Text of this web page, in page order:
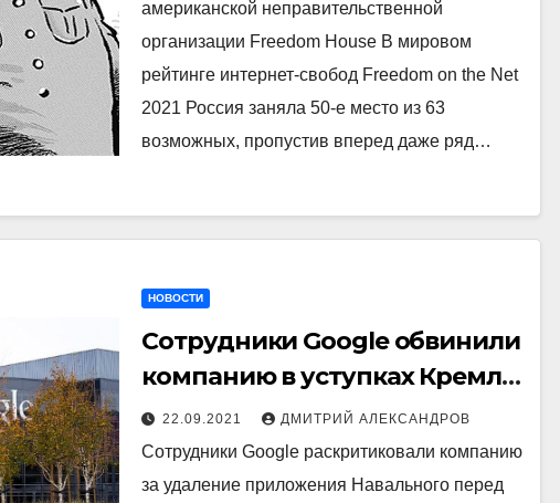
американской неправительственной
организации Freedom House В мировом
рейтинге интернет-свобод Freedom on the Net
2021 Россия заняла 50-е место из 63
возможных, пропустив вперед даже ряд…
НОВОСТИ
Сотрудники Google обвинили
компанию в уступках Кремлю
из-за «Умного голосования»
22.09.2021 ДМИТРИЙ АЛЕКСАНДРОВ
Сотрудники Google раскритиковали компанию
за удаление приложения Навального перед